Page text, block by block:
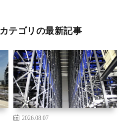
カテゴリの最新記事
2026.08.07